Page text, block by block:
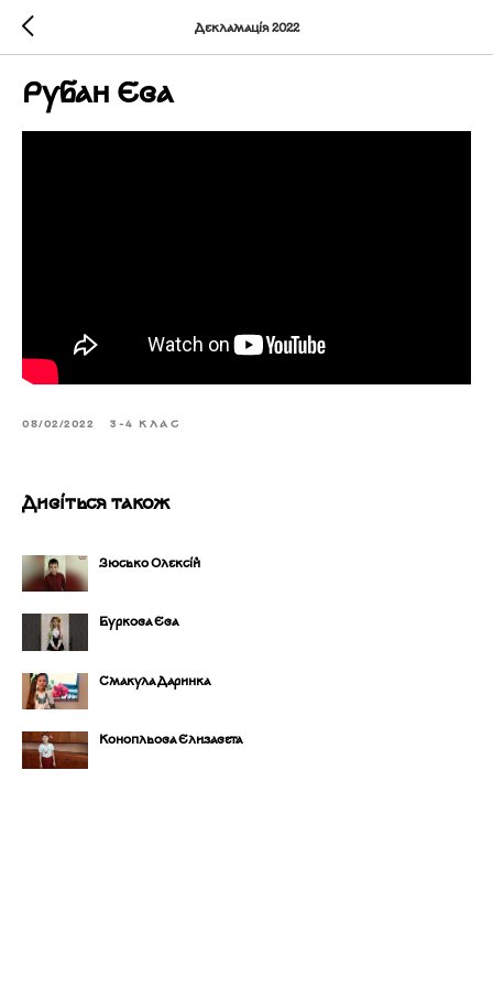
Декламація 2022
Рубан Єва
08/02/2022 3-4 КЛАС
Дивіться також
Зюсько Олексій
Буркова Єва
Смакула Даринка
Конопльова Єлизавета